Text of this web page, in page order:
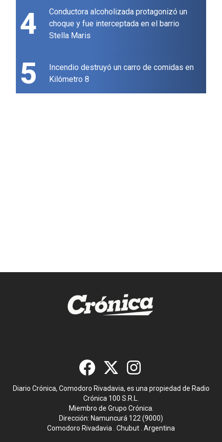
4
Conductora alcoholizada protagonizó un
choque y fue interceptada en el barrio
Stella Maris
5
Incendio destruyó un carro de comidas en
Kilómetro 8
Diario Crónica, Comodoro Rivadavia, es una propiedad de Radio
Crónica 100 S.R.L.
Miembro de Grupo Crónica.
Dirección: Namuncurá 122 (9000)
Comodoro Rivadavia . Chubut . Argentina